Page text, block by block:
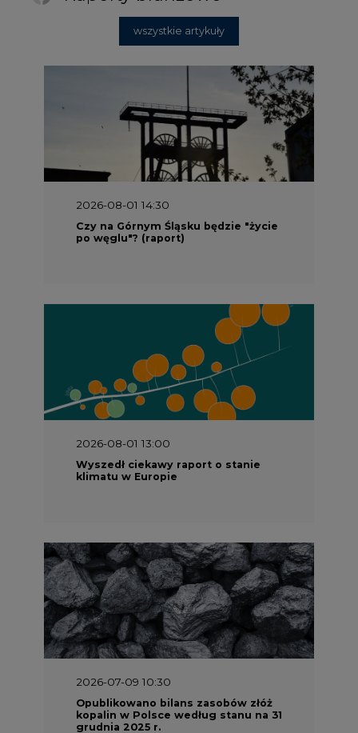
wszystkie artykuły
2026-08-01 14:30
Czy na Górnym Śląsku będzie "życie
po węglu"? (raport)
2026-08-01 13:00
Wyszedł ciekawy raport o stanie
klimatu w Europie
2026-07-09 10:30
Opublikowano bilans zasobów złóż
kopalin w Polsce według stanu na 31
grudnia 2025 r.